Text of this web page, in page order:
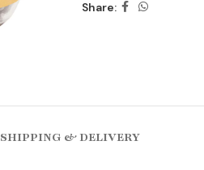
Share:
SHIPPING & DELIVERY